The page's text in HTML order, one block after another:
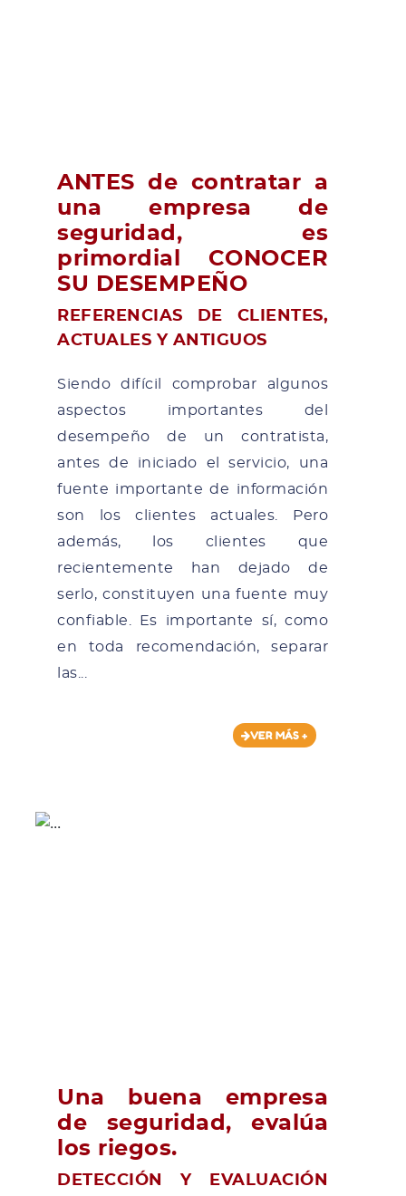
ANTES de contratar a
una empresa de
seguridad, es
primordial CONOCER
SU DESEMPEÑO
REFERENCIAS DE CLIENTES,
ACTUALES Y ANTIGUOS
Siendo difícil comprobar algunos
aspectos importantes del
desempeño de un contratista,
antes de iniciado el servicio, una
fuente importante de información
son los clientes actuales. Pero
además, los clientes que
recientemente han dejado de
serlo, constituyen una fuente muy
confiable. Es importante sí, como
en toda recomendación, separar
las...
VER MÁS +
Una buena empresa
de seguridad, evalúa
los riegos.
DETECCIÓN Y EVALUACIÓN